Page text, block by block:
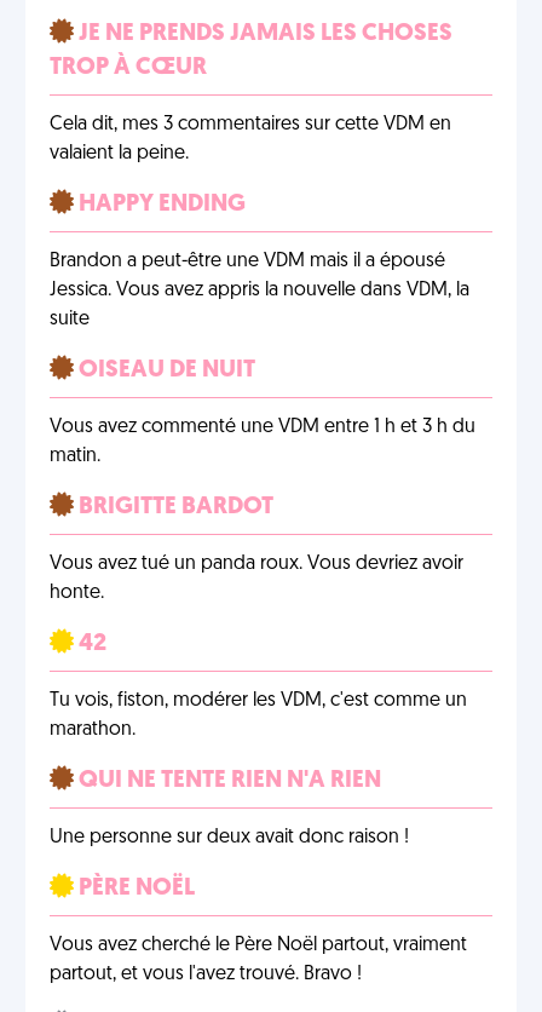
JE NE PRENDS JAMAIS LES CHOSES
TROP À CŒUR
Cela dit, mes 3 commentaires sur cette VDM en
valaient la peine.
HAPPY ENDING
Brandon a peut-être une VDM mais il a épousé
Jessica. Vous avez appris la nouvelle dans VDM, la
suite
OISEAU DE NUIT
Vous avez commenté une VDM entre 1 h et 3 h du
matin.
BRIGITTE BARDOT
Vous avez tué un panda roux. Vous devriez avoir
honte.
42
Tu vois, fiston, modérer les VDM, c'est comme un
marathon.
QUI NE TENTE RIEN N'A RIEN
Une personne sur deux avait donc raison !
PÈRE NOËL
Vous avez cherché le Père Noël partout, vraiment
partout, et vous l'avez trouvé. Bravo !